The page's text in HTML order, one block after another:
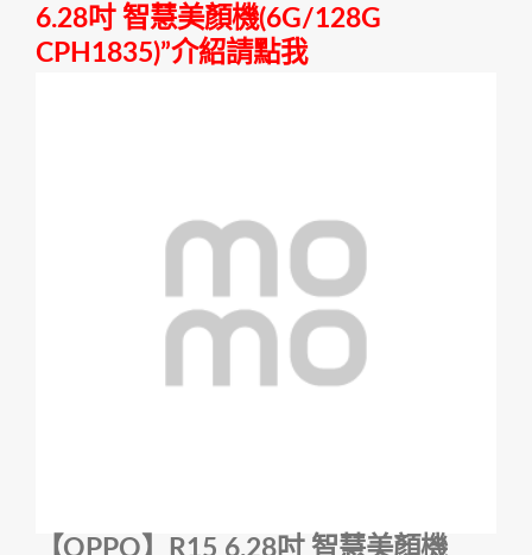
6.28吋 智慧美顏機(6G/128G
CPH1835)”介紹請點我
【OPPO】R15 6.28吋 智慧美顏機